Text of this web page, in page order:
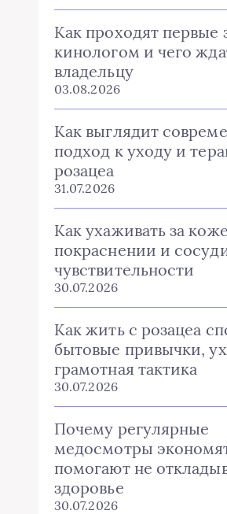
Как проходят первые
кинологом и чего
владельцу
03.08.2026
Как выглядит
подход к уходу и
розацеа
31.07.2026
Как ухаживать за
покраснении и
чувствительности
30.07.2026
Как жить с розацеа
бытовые привычки,
грамотная тактика
30.07.2026
Почему регулярные
медосмотры
помогают не
здоровье
30.07.2026